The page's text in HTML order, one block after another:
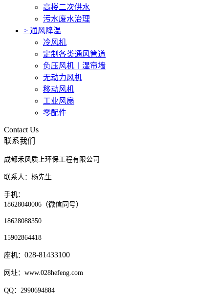
高楼二次供水
污水废水治理
> 通风降温
冷风机
定制各类通风管道
负压风机〡湿帘墙
无动力风机
移动风机
工业风扇
零配件
Contact Us
联系我们
成都禾风质上环保工程有限公司
联系人：杨先生
手机：
18628040006（微信同号）
18628088350
15902864418
座机： 028-81433100
网址：www.028hefeng.com
QQ：2990694884